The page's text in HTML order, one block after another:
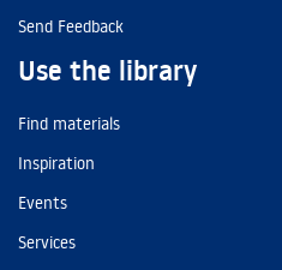
Send Feedback
Use the library
Find materials
Inspiration
Events
Services